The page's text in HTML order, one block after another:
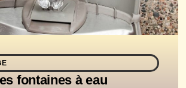
fontaines à eau